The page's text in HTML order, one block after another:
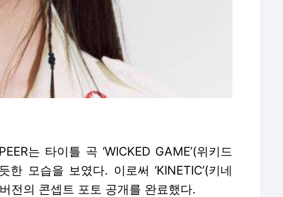
는 타이틀 곡 ‘WICKED GAME’(위키드
모습을 보였다. 이로써 ‘KINETIC’(키네
버전의 콘셉트 포토 공개를 완료했다.